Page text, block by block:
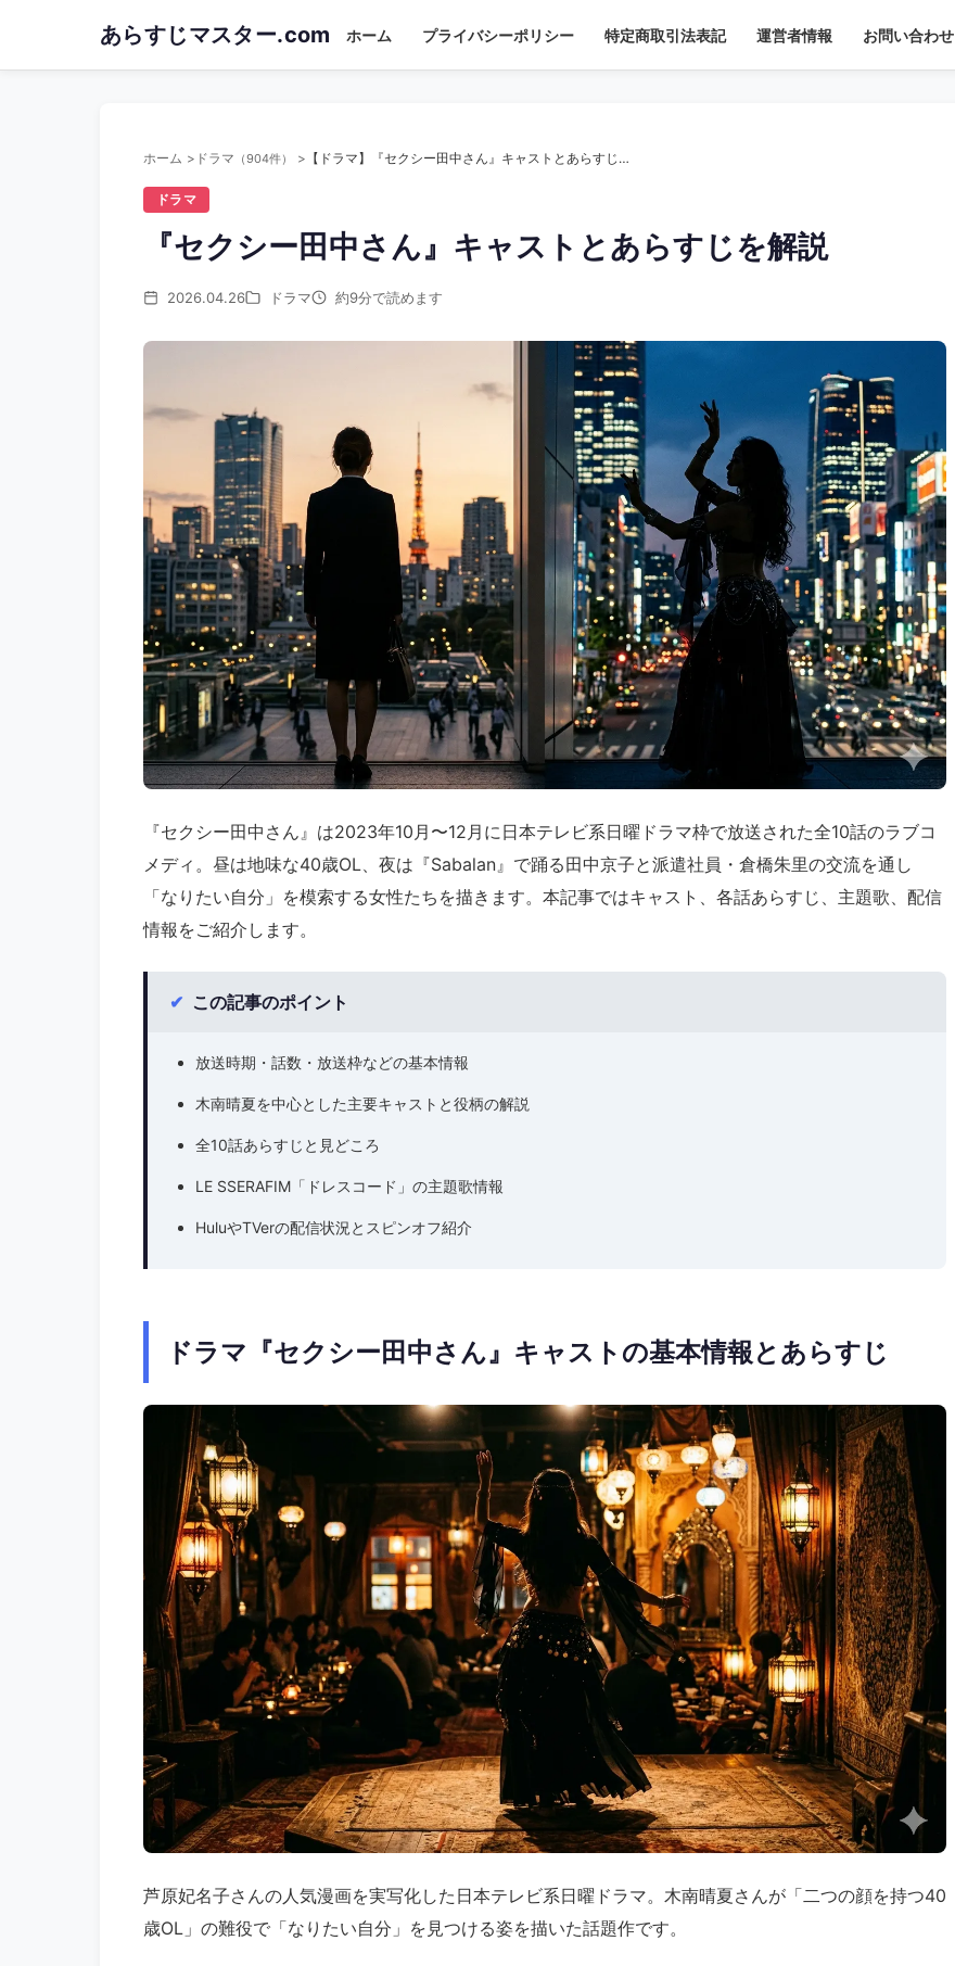
main
あらすじマスター.com ホーム プライバシーポリシー 特定商取引法表記 運営者情報 お問い合わせ
ホーム ドラマ （904件） 【ドラマ】『セクシー田中さん』キャストとあらすじを解説
ドラマ
『セクシー田中さん』キャストとあらすじを解説
2026.04.26 ドラマ 約9分で読めます
『セクシー田中さん』は2023年10月〜12月に日本テレビ系日曜ドラマ枠で放送された全10話のラブコ
メディ。昼は地味な40歳OL、夜は『Sabalan』で踊る田中京子と派遣社員・倉橋朱里の交流を通し
「なりたい自分」を模索する女性たちを描きます。本記事ではキャスト、各話あらすじ、主題歌、配信
情報をご紹介します。
✔ この記事のポイント
放送時期・話数・放送枠などの基本情報
木南晴夏を中心とした主要キャストと役柄の解説
全10話あらすじと見どころ
LE SSERAFIM「ドレスコード」の主題歌情報
HuluやTVerの配信状況とスピンオフ紹介
ドラマ『セクシー田中さん』キャストの基本情報とあらすじ
芦原妃名子さんの人気漫画を実写化した日本テレビ系日曜ドラマ。木南晴夏さんが「二つの顔を持つ40
歳OL」の難役で「なりたい自分」を見つける姿を描いた話題作です。